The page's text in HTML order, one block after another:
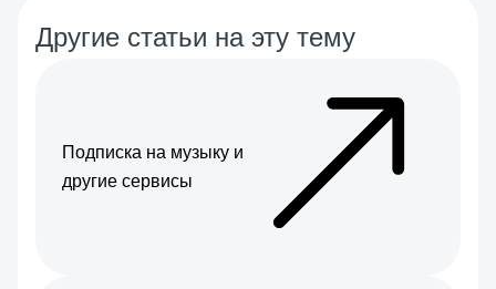
Другие статьи на эту тему
Подписка на музыку и
другие сервисы